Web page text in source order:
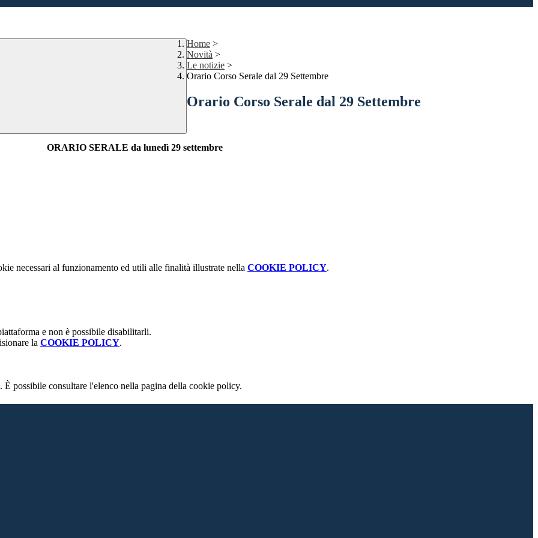
Home >
Novità >
Le notizie >
Orario Corso Serale dal 29 Settembre
Orario Corso Serale dal 29 Settembre
ORARIO SERALE da lunedì 29 settembre
necessari al funzionamento ed utili alle finalità illustrate nella COOKIE POLICY.
e non è possibile disabilitarli.
la COOKIE POLICY.
possibile consultare l'elenco nella pagina della cookie policy.